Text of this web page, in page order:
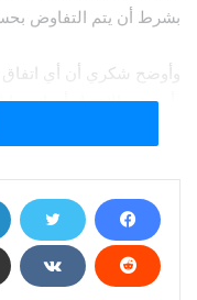
بشرط أن يتم التفاوض
وأوضح شكري أن أي
يأخذ في الاعتبار أن
في إشارة إلى الأمطار
وطالب وزير الخارجية
والتدخل من أجل منع
اتفاق. وأضاف أن
بالسلام والأمن الدوليين،